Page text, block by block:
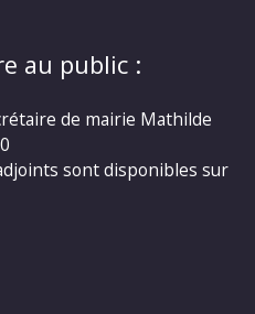
au public :
de mairie Mathilde
sont disponibles sur